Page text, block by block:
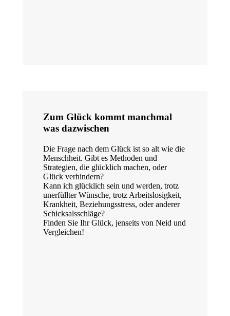
Zum Glück kommt manchmal
was dazwischen
Die Frage nach dem Glück ist so alt wie die
Menschheit. Gibt es Methoden und
Strategien, die glücklich machen, oder
Glück verhindern?
Kann ich glücklich sein und werden, trotz
unerfüllter Wünsche, trotz Arbeitslosigkeit,
Krankheit, Beziehungsstress, oder anderer
Schicksalsschläge?
Finden Sie Ihr Glück, jenseits von Neid und
Vergleichen!